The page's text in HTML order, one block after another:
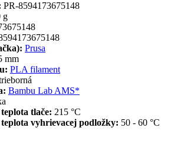
PR-8594173675148
g
Prusa
mm
PLA filament
Bambu Lab AMS*
tlače: 215 °C
vyhrievacej podložky: 50 - 60 °C